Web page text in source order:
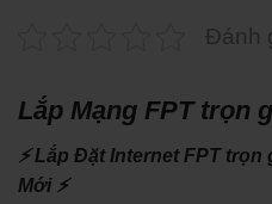
Đánh
Lắp Mạng FPT trọn
⚡ Lắp Đặt Internet FPT
Mới ⚡